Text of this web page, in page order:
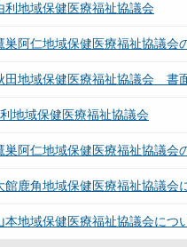
利地域保健医療福祉協議会
巣阿仁地域保健医療福祉協議会
田地域保健医療福祉協議会 書
地域保健医療福祉協議会
巣阿仁地域保健医療福祉協議会
館鹿角地域保健医療福祉協議会
本地域保健医療福祉協議会につ